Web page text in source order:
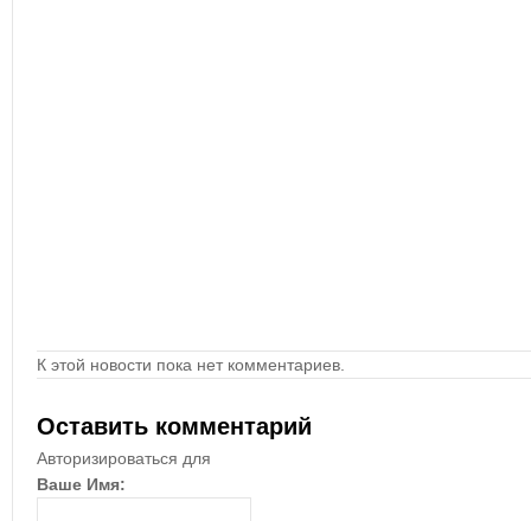
К этой новости пока нет комментариев.
Оставить комментарий
Авторизироваться для
Ваше Имя: